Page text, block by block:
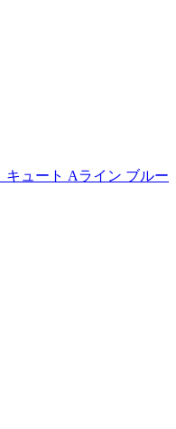
キュート Aライン ブルー